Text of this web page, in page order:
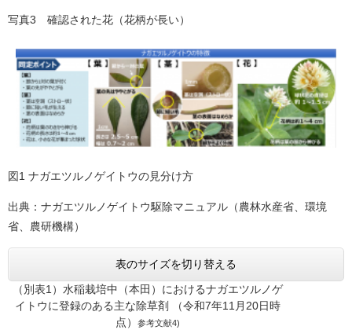
写真3 確認された花（花柄が長い）
図1 ナガエツルノゲイトウの見分け方
出典：ナガエツルノゲイトウ駆除マニュアル（農林水産省、環境
省、農研機構）
表のサイズを切り替える
（別表1）水稲栽培中（本田）におけるナガエツルノゲ
イトウに登録のある主な除草剤 （令和7年11月20日時
点）
参考文献4)